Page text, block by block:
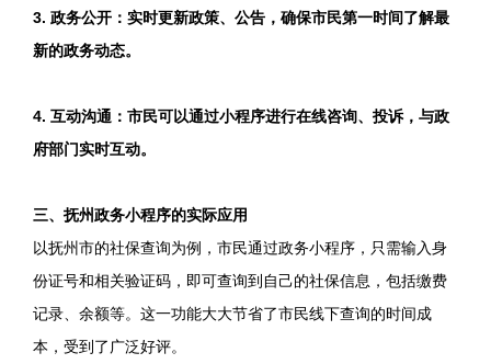
3. 政务公开：实时更新政策、公告，确保市民第一时间了解最
新的政务动态。
4. 互动沟通：市民可以通过小程序进行在线咨询、投诉，与政
府部门实时互动。
三、抚州政务小程序的实际应用
以抚州市的社保查询为例，市民通过政务小程序，只需输入身
份证号和相关验证码，即可查询到自己的社保信息，包括缴费
记录、余额等。这一功能大大节省了市民线下查询的时间成
本，受到了广泛好评。